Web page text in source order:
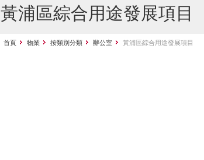
黃浦區綜合用途發展項目
首頁 物業 按類別分類 辦公室 黃浦區綜合用途發展項目